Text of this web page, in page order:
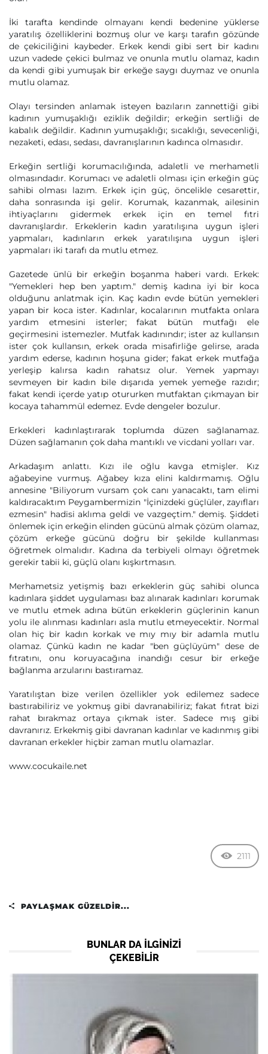
İki tarafta kendinde olmayanı kendi bedenine yüklerse
yaratılış özelliklerini bozmuş olur ve karşı tarafın gözünde
de çekiciliğini kaybeder. Erkek kendi gibi sert bir kadını
uzun vadede çekici bulmaz ve onunla mutlu olamaz, kadın
da kendi gibi yumuşak bir erkeğe saygı duymaz ve onunla
mutlu olamaz.
Olayı tersinden anlamak isteyen bazıların zannettiği gibi
kadının yumuşaklığı eziklik değildir; erkeğin sertliği de
kabalık değildir. Kadının yumuşaklığı; sıcaklığı, sevecenliği,
nezaketi, edası, sedası, davranışlarının kadınca olmasıdır.
Erkeğin sertliği korumacılığında, adaletli ve merhametli
olmasındadır. Korumacı ve adaletli olması için erkeğin güç
sahibi olması lazım. Erkek için güç, öncelikle cesarettir,
daha sonrasında işi gelir. Korumak, kazanmak, ailesinin
ihtiyaçlarını gidermek erkek için en temel fıtri
davranışlardır. Erkeklerin kadın yaratılışına uygun işleri
yapmaları, kadınların erkek yaratılışına uygun işleri
yapmaları iki tarafı da mutlu etmez.
Gazetede ünlü bir erkeğin boşanma haberi vardı. Erkek:
"Yemekleri hep ben yaptım." demiş kadına iyi bir koca
olduğunu anlatmak için. Kaç kadın evde bütün yemekleri
yapan bir koca ister. Kadınlar, kocalarının mutfakta onlara
yardım etmesini isterler; fakat bütün mutfağı ele
geçirmesini istemezler. Mutfak kadınındır; ister az kullansın
ister çok kullansın, erkek orada misafirliğe gelirse, arada
yardım ederse, kadının hoşuna gider; fakat erkek mutfağa
yerleşip kalırsa kadın rahatsız olur. Yemek yapmayı
sevmeyen bir kadın bile dışarıda yemek yemeğe razıdır;
fakat kendi içerde yatıp otururken mutfaktan çıkmayan bir
kocaya tahammül edemez. Evde dengeler bozulur.
Erkekleri kadınlaştırarak toplumda düzen sağlanamaz.
Düzen sağlamanın çok daha mantıklı ve vicdani yolları var.
Arkadaşım anlattı. Kızı ile oğlu kavga etmişler. Kız
ağabeyine vurmuş. Ağabey kıza elini kaldırmamış. Oğlu
annesine "Biliyorum vursam çok canı yanacaktı, tam elimi
kaldıracaktım Peygambermizin "İçinizdeki güçlüler, zayıfları
ezmesin" hadisi aklıma geldi ve vazgeçtim." demiş. Şiddeti
önlemek için erkeğin elinden gücünü almak çözüm olamaz,
çözüm erkeğe gücünü doğru bir şekilde kullanması
öğretmek olmalıdır. Kadına da terbiyeli olmayı öğretmek
gerekir tabii ki, güçlü olanı kışkırtmasın.
Merhametsiz yetişmiş bazı erkeklerin güç sahibi olunca
kadınlara şiddet uygulaması baz alınarak kadınları korumak
ve mutlu etmek adına bütün erkeklerin güçlerinin kanun
yolu ile alınması kadınları asla mutlu etmeyecektir. Normal
olan hiç bir kadın korkak ve mıy mıy bir adamla mutlu
olamaz. Çünkü kadın ne kadar "ben güçlüyüm" dese de
fıtratını, onu koruyacağına inandığı cesur bir erkeğe
bağlanma arzularını bastıramaz.
Yaratılıştan bize verilen özellikler yok edilemez sadece
bastırabiliriz ve yokmuş gibi davranabiliriz; fakat fıtrat bizi
rahat bırakmaz ortaya çıkmak ister. Sadece mış gibi
davranırız. Erkekmiş gibi davranan kadınlar ve kadınmış gibi
davranan erkekler hiçbir zaman mutlu olamazlar.
www.cocukaile.net
2111
PAYLAŞMAK GÜZELDIR...
BUNLAR DA ILGINIZI
ÇEKEBILIR